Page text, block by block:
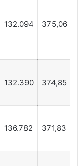
132.094 375,06
132.390 374,85
136.782 371,83